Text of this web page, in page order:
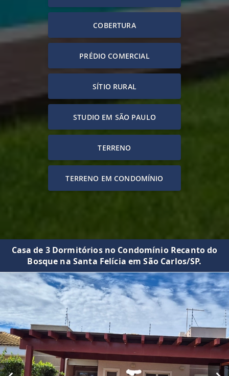
COBERTURA
PRÉDIO COMERCIAL
SÍTIO RURAL
STUDIO EM SÃO PAULO
TERRENO
TERRENO EM CONDOMÍNIO
Casa de 3 Dormitórios no Condomínio Recanto do
Bosque na Santa Felícia em São Carlos/SP.